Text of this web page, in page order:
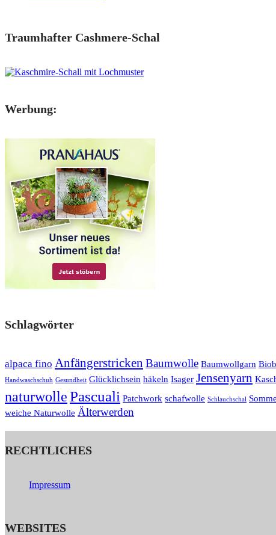
Traumhafter Cashmere-Schal
Werbung:
Schlagwörter
alpaca fino Anfängerstricken Baumwolle Baumwollgarn
Handwaschschuh Gesundheit Glücklichsein häkeln Isager Jensenyarn
naturwollePascuali Patchwork schafwolle Schlauchschal
weiche Naturwolle Älterwerden
RECHTLICHES
Impressum
WEBSITES